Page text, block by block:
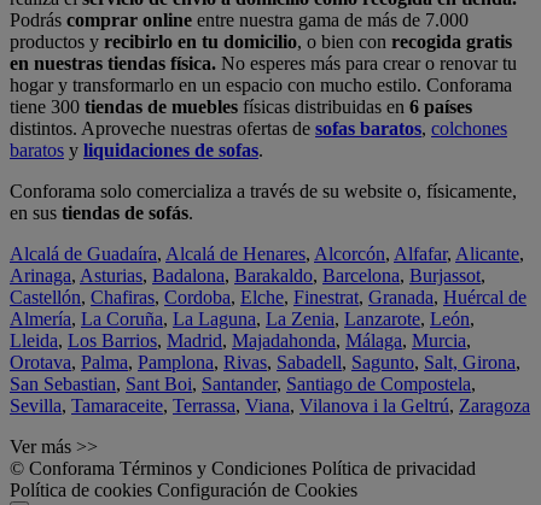
Podrás comprar online entre nuestra gama de más de 7.000
productos y recibirlo en tu domicilio, o bien con recogida gratis
en nuestras tiendas física. No esperes más para crear o renovar tu
hogar y transformarlo en un espacio con mucho estilo. Conforama
tiene 300 tiendas de muebles físicas distribuidas en 6 países
distintos. Aproveche nuestras ofertas de sofas baratos, colchones
baratos y liquidaciones de sofas.
Conforama solo comercializa a través de su website o, físicamente,
en sus tiendas de sofás.
Alcalá de Guadaíra, Alcalá de Henares, Alcorcón, Alfafar, Alicante,
Arinaga, Asturias, Badalona, Barakaldo, Barcelona, Burjassot,
Castellón, Chafiras, Cordoba, Elche, Finestrat, Granada, Huércal de
Almería, La Coruña, La Laguna, La Zenia, Lanzarote, León,
Lleida, Los Barrios, Madrid, Majadahonda, Málaga, Murcia,
Orotava, Palma, Pamplona, Rivas, Sabadell, Sagunto, Salt, Girona,
San Sebastian, Sant Boi, Santander, Santiago de Compostela,
Sevilla, Tamaraceite, Terrassa, Viana, Vilanova i la Geltrú, Zaragoza
Ver más >>
© Conforama Términos y Condiciones Política de privacidad
Política de cookies Configuración de Cookies